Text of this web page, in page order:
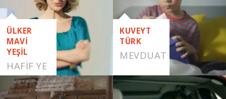
ÜLKER
MAVİ
YEŞİL
HAFİF YE
HAFİF
YAŞA
KUVEYT
TÜRK
MEVDUAT